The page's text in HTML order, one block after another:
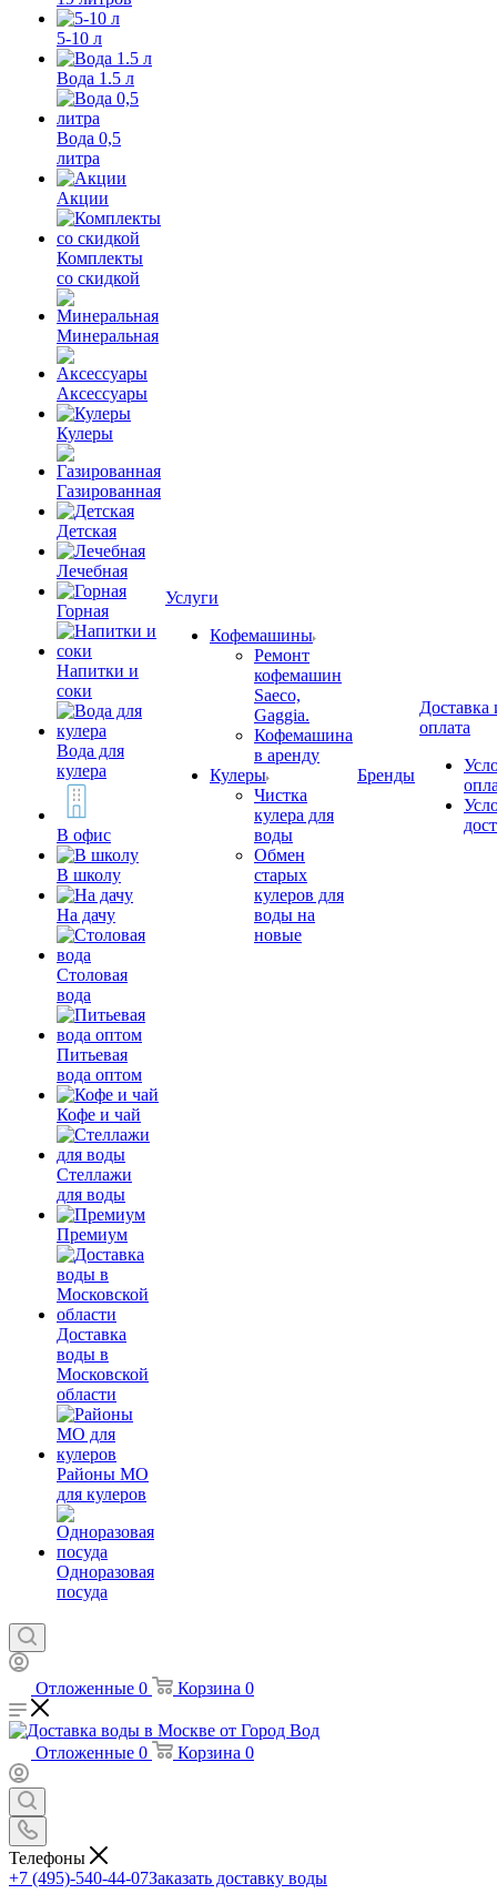
5-10 л
Вода 1.5 л
Вода 0,5
литра
Акции
Комплекты
со скидкой
Минеральная
Аксессуары
Кулеры
Газированная
Детская
Лечебная
Горная
Напитки и
соки
Вода для
кулера
В офис
В школу
На дачу
Столовая
вода
Питьевая
вода оптом
Кофе и чай
Стеллажи
для воды
Премиум
Доставка
воды в
Московской
области
Районы МО
для кулеров
Одноразовая
посуда
Услуги
Кофемашины
Ремонт
кофемашин
Saeco,
Gaggia.
Кофемашина
в аренду
Кулеры
Чистка
кулера для
воды
Обмен
старых
кулеров для
воды на
новые
Бренды
Доставка
оплата
Отложенные 0 Корзина 0
Отложенные 0 Корзина 0
Телефоны
+7 (495)-540-44-07Заказать доставку воды